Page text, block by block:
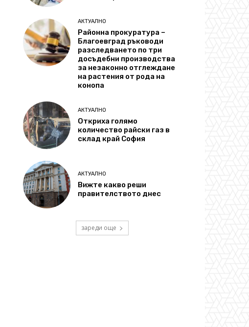
АКТУАЛНО
Районна прокуратура –
Благоевград ръководи
разследването по три
досъдебни производства
за незаконно отглеждане
на растения от рода на
конопа
АКТУАЛНО
Откриха голямо
количество райски газ в
склад край София
АКТУАЛНО
Вижте какво реши
правителството днес
зареди още